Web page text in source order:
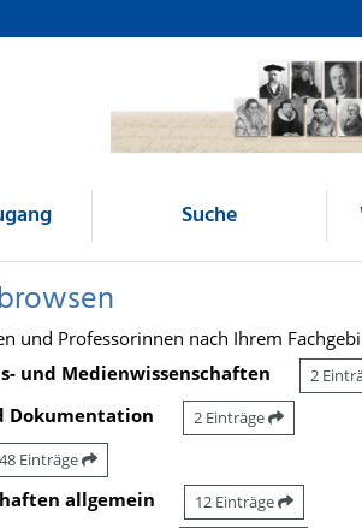
Suche
und Professorinnen nach Ihrem
und Medienwissenschaften
2
Dokumentation 2 Einträge
48 Einträge
allgemein 12 Einträge